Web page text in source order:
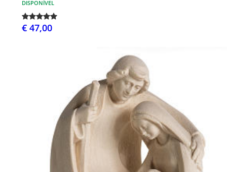
DISPONÍVEL
€ 47,00